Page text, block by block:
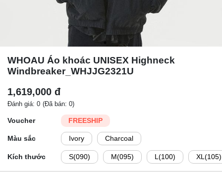
WHOAU Áo khoác UNISEX Highneck
Windbreaker_WHJJG2321U
1,619,000 đ
Đánh giá: 0 (Đã bán: 0)
Voucher FREESHIP
Màu sắc Ivory Charcoal
Kích thước S(090) M(095) L(100) XL(105)